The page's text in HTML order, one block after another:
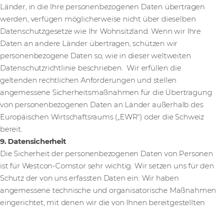
Länder, in die Ihre personenbezogenen Daten übertragen
werden, verfügen möglicherweise nicht über dieselben
Datenschutzgesetze wie Ihr Wohnsitzland. Wenn wir Ihre
Daten an andere Länder übertragen, schützen wir
personenbezogene Daten so, wie in dieser weltweiten
Datenschutzrichtlinie beschrieben. Wir erfüllen die
geltenden rechtlichen Anforderungen und stellen
angemessene Sicherheitsmaßnahmen für die Übertragung
von personenbezogenen Daten an Länder außerhalb des
Europäischen Wirtschaftsraums („EWR“) oder die Schweiz
bereit.
9. Datensicherheit
Die Sicherheit der personenbezogenen Daten von Personen
ist für Westcon-Comstor sehr wichtig. Wir setzen uns für den
Schutz der von uns erfassten Daten ein: Wir haben
angemessene technische und organisatorische Maßnahmen
eingerichtet, mit denen wir die von Ihnen bereitgestellten